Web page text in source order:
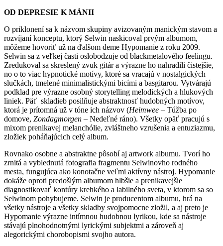
OD DEPRESIE K MÁNII
O priklonení sa k názvom skupiny avizovaným manickým stavom a
rozvíjaní konceptu, ktorý Selwin naskicoval prvým albumom,
môžeme hovoriť už na ďalšom deme Hypomanie z roku 2009.
Selwin sa z veľkej časti oslobodzuje od blackmetalového feelingu.
Zredukoval sa skreslený zvuk gitár a výrazne ho nahradili čistejšie,
no o to viac hypnotické motívy, ktoré sa vracajú v nostalgických
slučkách, tmelené minimalistickými bicími a basgitarou. Vytvárajú
podklad pre výrazne osobný storytelling melodických a hlukových
liniek. Päť skladieb posilňuje abstraktnosť hudobných motívov,
ktorá je prítomná už v tóne ich názvov (Heimwee – Túžba po
domove, Zondagmorgen – Nedeľné ráno). Všetky opäť pracujú s
mixom prenikavej melanchólie, zvláštneho vzrušenia a entuziazmu,
zložiek poháňajúcich celý album.
Rovnako osobne a abstraktne pôsobí aj artwork albumu. Tvorí ho
zrnitá a vyblednutá fotografia fragmentu Selwinovho rodného
mesta, fungujúca ako konotačne veľmi aktívny nástroj. Hypomanie
dokáže oproti predošlým albumom hlbšie a prenikavejšie
diagnostikovať kontúry krehkého a labilného sveta, v ktorom sa so
Selwinom pohybujeme. Selwin je producentom albumu, hrá na
všetky nástroje a všetky skladby svojpomocne zložil, a aj preto je
Hypomanie výrazne intímnou hudobnou lyrikou, kde sa nástroje
stávajú plnohodnotnými lyrickými subjektmi a zároveň aj
alegorickými chorobopismi svojho autora.